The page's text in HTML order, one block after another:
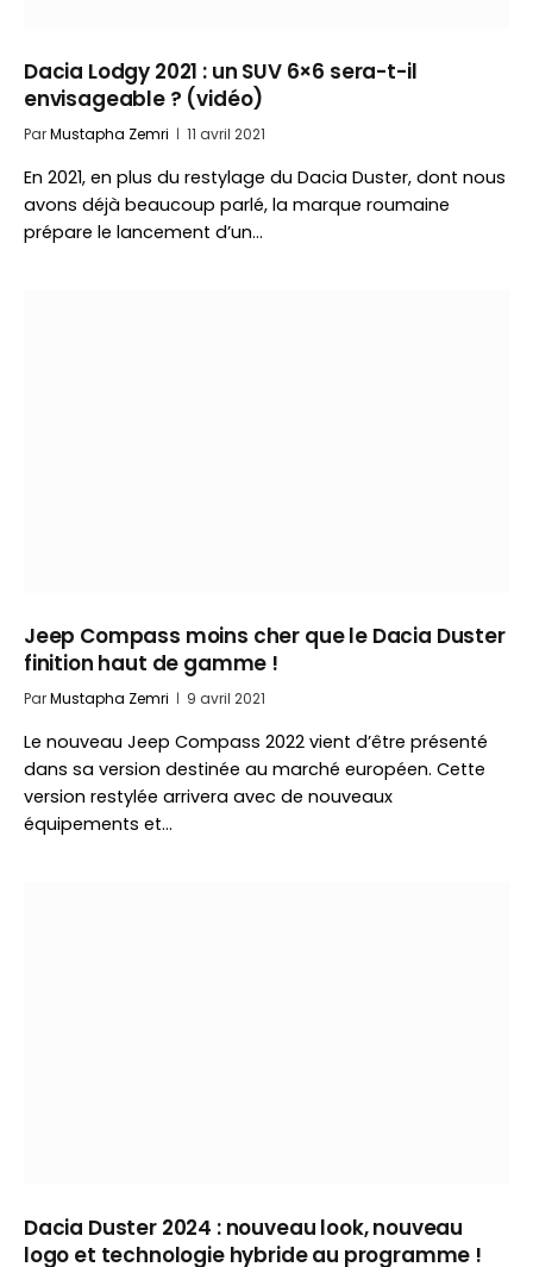
Dacia Lodgy 2021 : un SUV 6×6 sera-t-il
envisageable ? (vidéo)
ParMustapha Zemri 11 avril 2021
En 2021, en plus du restylage du Dacia Duster, dont nous
avons déjà beaucoup parlé, la marque roumaine
prépare le lancement d’un…
Jeep Compass moins cher que le Dacia Duster
finition haut de gamme !
ParMustapha Zemri 9 avril 2021
Le nouveau Jeep Compass 2022 vient d’être présenté
dans sa version destinée au marché européen. Cette
version restylée arrivera avec de nouveaux
équipements et…
Dacia Duster 2024 : nouveau look, nouveau
logo et technologie hybride au programme !